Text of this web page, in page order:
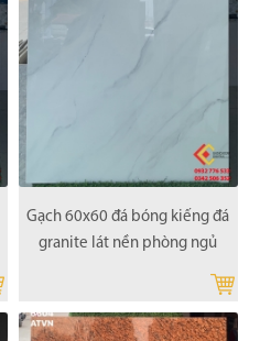
Gạch 60x60 đá bóng kiếng đá
granite lát nền phòng ngủ